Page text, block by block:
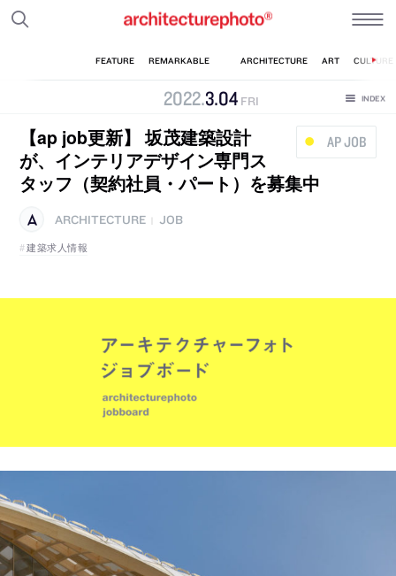
2022.3.04 FRI
AP JOB
【ap job更新】 坂茂建築設計
が、インテリアデザイン専門ス
タッフ（契約社員・パート）を募集中
ARCHITECTURE
JOB
建築求人情報